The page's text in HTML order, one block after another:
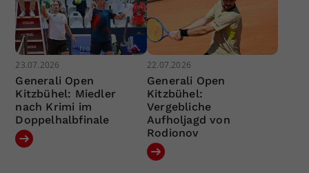
23.07.2026
Generali Open
Kitzbühel: Miedler
nach Krimi im
Doppelhalbfinale
22.07.2026
Generali Open
Kitzbühel:
Vergebliche
Aufholjagd von
Rodionov